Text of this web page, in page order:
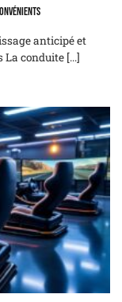
anticipé et
conduite [...]